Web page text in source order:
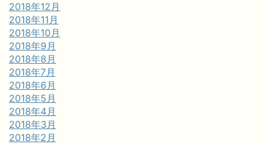
2018年12月
2018年11月
2018年10月
2018年9月
2018年8月
2018年7月
2018年6月
2018年5月
2018年4月
2018年3月
2018年2月